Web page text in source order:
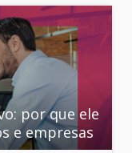
por que ele
e empresas